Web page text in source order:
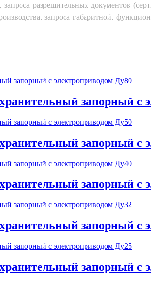
запроса разрешительных документов
запроса габаритной,
запорный с
запорный с
запорный с
запорный с
запорный с